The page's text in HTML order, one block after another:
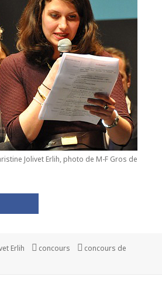
Jolivet Erlih, photo de M-F Gros de
Erlih Catégories
concours
Mots-
concours de